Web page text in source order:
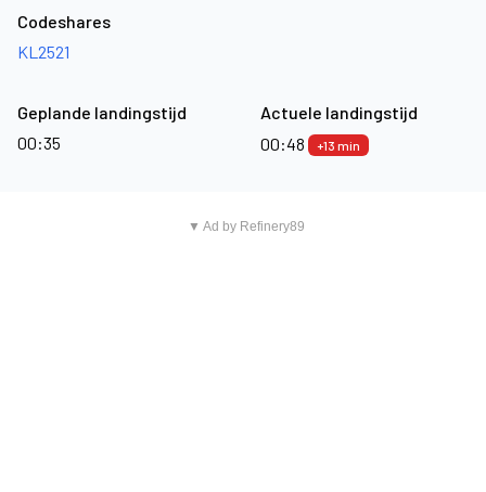
Codeshares
KL2521
Geplande landingstijd
00:35
Actuele landingstijd
00:48
+13 min
▼ Ad by Refinery89